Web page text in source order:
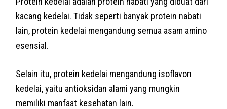
kacang kedelai. Tidak seperti banyak protein nabati
lain, protein kedelai mengandung semua asam amino
esensial.
Selain itu, protein kedelai mengandung isoflavon
kedelai, yaitu antioksidan alami yang mungkin
memiliki manfaat kesehatan lain.